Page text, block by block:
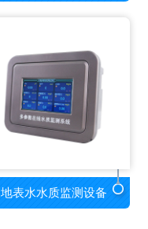
地表水水质监测设备